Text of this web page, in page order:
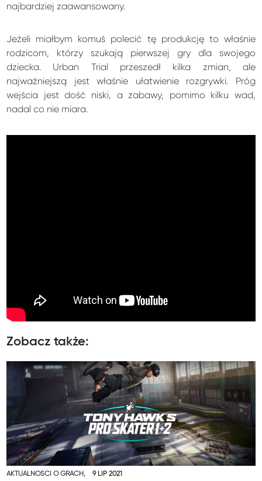
najbardziej zaawansowany.
Jeżeli miałbym komuś polecić tę produkcję to właśnie
rodzicom, którzy szukają pierwszej gry dla swojego
dziecka. Urban Trial przeszedł kilka zmian, ale
najważniejszą jest właśnie ułatwienie rozgrywki. Próg
wejścia jest dość niski, a zabawy, pomimo kilku wad,
nadal co nie miara.
Zobacz także:
AKTUALNOŚCI O GRACH, 9 LIP 2021